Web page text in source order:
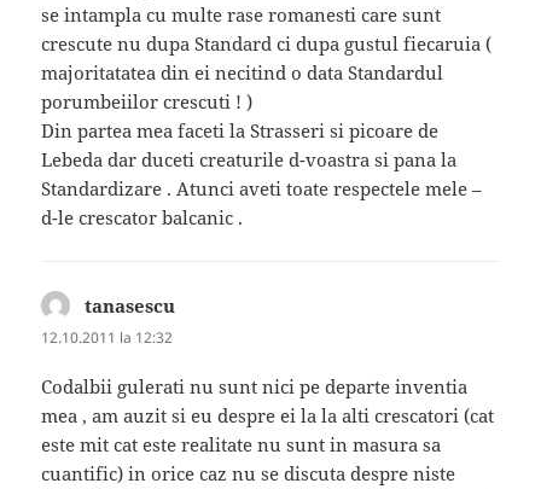
se intampla cu multe rase romanesti care sunt
crescute nu dupa Standard ci dupa gustul fiecaruia (
majoritatatea din ei necitind o data Standardul
porumbeiilor crescuti ! )
Din partea mea faceti la Strasseri si picoare de
Lebeda dar duceti creaturile d-voastra si pana la
Standardizare . Atunci aveti toate respectele mele –
d-le crescator balcanic .
tanasescu
12.10.2011 la 12:32
Codalbii gulerati nu sunt nici pe departe inventia
mea , am auzit si eu despre ei la la alti crescatori (cat
este mit cat este realitate nu sunt in masura sa
cuantific) in orice caz nu se discuta despre niste